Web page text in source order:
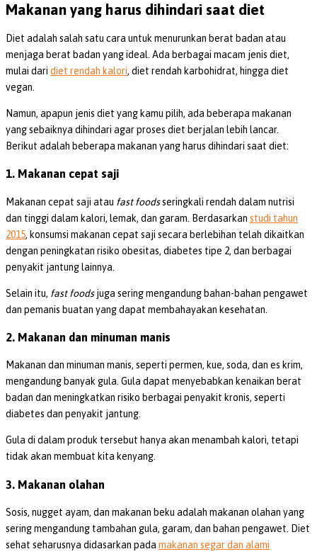
Makanan yang harus dihindari saat diet
Diet adalah salah satu cara untuk menurunkan berat badan atau
menjaga berat badan yang ideal. Ada berbagai macam jenis diet,
mulai dari diet rendah kalori, diet rendah karbohidrat, hingga diet
vegan.
Namun, apapun jenis diet yang kamu pilih, ada beberapa makanan
yang sebaiknya dihindari agar proses diet berjalan lebih lancar.
Berikut adalah beberapa makanan yang harus dihindari saat diet:
1. Makanan cepat saji
Makanan cepat saji atau fast foodsseringkali rendah dalam nutrisi
dan tinggi dalam kalori, lemak, dan garam. Berdasarkan studi tahun
2015, konsumsi makanan cepat saji secara berlebihan telah dikaitkan
dengan peningkatan risiko obesitas, diabetes tipe 2, dan berbagai
penyakit jantung lainnya.
Selain itu, fast foodsjuga sering mengandung bahan-bahan pengawet
dan pemanis buatan yang dapat membahayakan kesehatan.
2. Makanan dan minuman manis
Makanan dan minuman manis, seperti permen, kue, soda, dan es krim,
mengandung banyak gula. Gula dapat menyebabkan kenaikan berat
badan dan meningkatkan risiko berbagai penyakit kronis, seperti
diabetes dan penyakit jantung.
Gula di dalam produk tersebut hanya akan menambah kalori, tetapi
tidak akan membuat kita kenyang.
3. Makanan olahan
Sosis, nugget ayam, dan makanan beku adalah makanan olahan yang
sering mengandung tambahan gula, garam, dan bahan pengawet. Diet
sehat seharusnya didasarkan pada makanan segar dan alami